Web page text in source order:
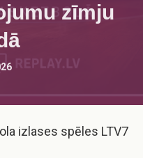
zīmju
izlases spēles LTV7